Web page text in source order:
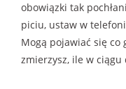
obowiązki tak
piciu, ustaw w
Mogą pojawiać się co
zmierzysz, ile w ciągu